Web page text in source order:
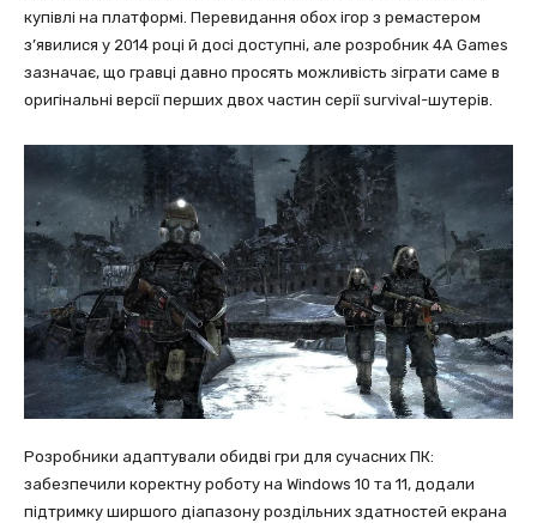
купівлі на платформі. Перевидання обох ігор з ремастером
з’явилися у 2014 році й досі доступні, але розробник 4A Games
зазначає, що гравці давно просять можливість зіграти саме в
оригінальні версії перших двох частин серії survival-шутерів.
Розробники адаптували обидві гри для сучасних ПК:
забезпечили коректну роботу на Windows 10 та 11, додали
підтримку ширшого діапазону роздільних здатностей екрана